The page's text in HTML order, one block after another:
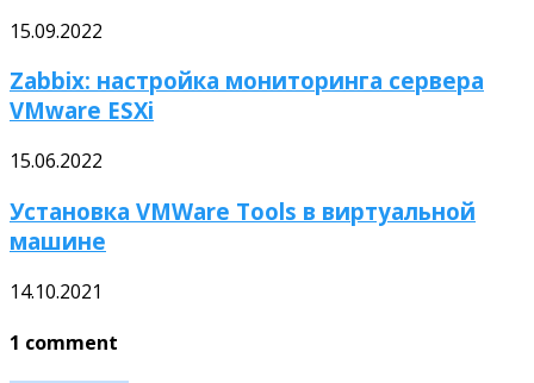
15.09.2022
Zabbix: настройка мониторинга сервера
VMware ESXi
15.06.2022
Установка VMWare Tools в виртуальной
машине
14.10.2021
1 comment